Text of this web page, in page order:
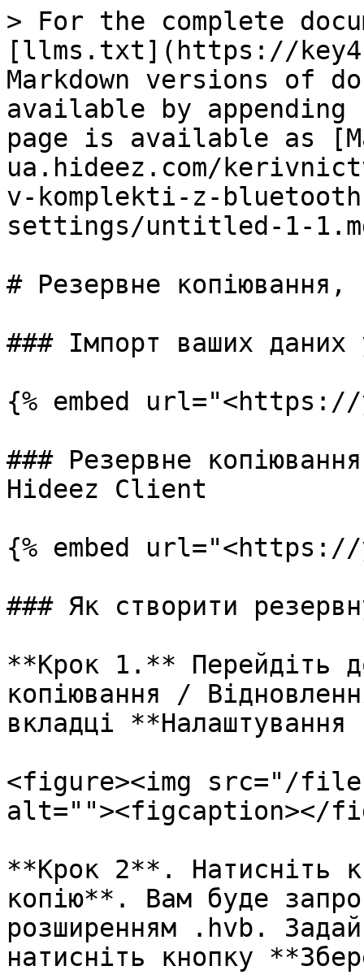
> For the complete
[llms.txt](https://
Markdown versions of
available by
page is available as
ua.hideez.com/
v-komplekti-z-
settings/untitled-1-
# Резервне копіювання,
### Імпорт ваших
{% embed url="<https://
### Резервне
Hideez Client
{% embed url="<https://
### Як створити
**Крок 1.** Перейдіть
копіювання /
вкладці
<figure><img src="/
alt=""><figcaption></
**Крок 2**. Натисніть
копію**. Вам буде
розширенням .hvb.
натисніть кнопку